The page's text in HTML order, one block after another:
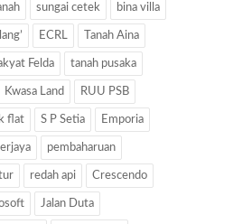
sungai cetek bina villa
ECRL Tanah Aina
Felda tanah pusaka
Kwasa Land RUU PSB
flat S P Setia Emporia
pembaharuan
redah api Crescendo
Jalan Duta